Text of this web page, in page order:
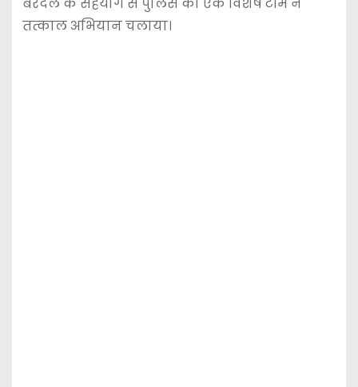
बरदलै के सहयोग से पुलिस की एक विशेष टीम ने
तत्काल अभियान चलाया।